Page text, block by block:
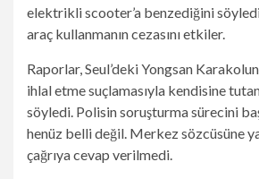
elektrikli scooter’a benzediğini
araç kullanmanın cezasını etkiler.
Raporlar, Seul’deki Yongsan
ihlal etme suçlamasıyla kendisine
söyledi. Polisin soruşturma sürecini
henüz belli değil. Merkez sözcüsüne
çağrıya cevap verilmedi.